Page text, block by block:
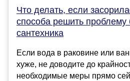
Что делать, если
способа решить
сантехника
Если вода в раковине или
хуже, не доводите до
необходимые меры прямо